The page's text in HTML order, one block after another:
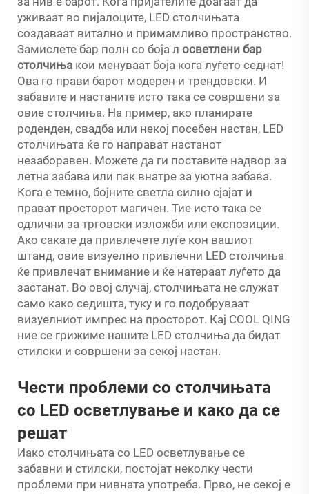
уживаат во пијалоците, LED столчињата
создаваат витално и примамливо пространство.
Замислете бар полн со боја л осветлени бар
столчиња кои менуваат боја кога луѓето седнат!
Ова го прави барот модерен и трендовски. И
забавите и настаните исто така се совршени за
овие столчиња. На пример, ако планирате
роденден, свадба или некој посебен настан, LED
столчињата ќе го направат настанот
незаборавен. Можете да ги поставите надвор за
летна забава или пак внатре за уютна забава.
Кога е темно, бојните светла силно сјајат и
прават просторот магичен. Тие исто така се
одлични за трговски изложби или експозиции.
Ако сакате да привлечете луѓе кон вашиот
штанд, овие визуелно привлечни LED столчиња
ќе привлечат внимание и ќе натераат луѓето да
застанат. Во овој случај, столчињата не служат
само како седишта, туку и го подобруваат
визуелниот импрес на просторот. Кај COOL QING
ние се грижиме нашите LED столчиња да бидат
стилски и совршени за секој настан.
Чести проблеми со столчињата
со LED осветлување и како да се
решат
Иако столчињата со LED осветлување се
забавни и стилски, постојат неколку чести
проблеми при нивната употреба. Прво, не секој е